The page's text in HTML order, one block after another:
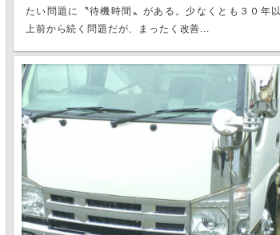
たい問題に〝待機時間〟がある。少なくとも３０年以
上前から続く問題だが、まったく改善...